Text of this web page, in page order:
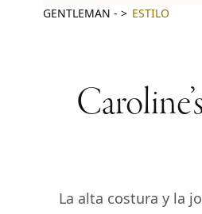
GENTLEMAN - ESTILO
La alta costura y la